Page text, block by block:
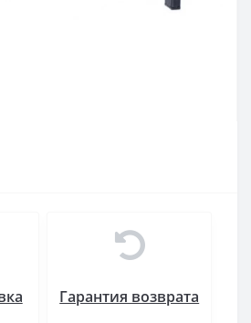
Гарантия возврата